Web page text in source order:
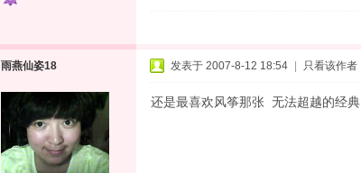
雨燕仙姿18 发表于 2007-8-12 18:54 只看该作者
还是最喜欢风筝那张 无法超越的经典